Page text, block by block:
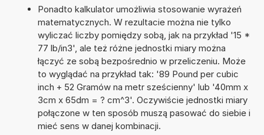
Ponadto kalkulator umożliwia stosowanie wyrażeń
matematycznych. W rezultacie można nie tylko
wyliczać liczby pomiędzy sobą, jak na przykład '15 *
77 lb/in3', ale też różne jednostki miary można
łączyć ze sobą bezpośrednio w przeliczeniu. Może
to wyglądać na przykład tak: '89 Pound per cubic
inch + 52 Gramów na metr sześcienny' lub '40mm x
3cm x 65dm = ? cm^3'. Oczywiście jednostki miary
połączone w ten sposób muszą pasować do siebie i
mieć sens w danej kombinacji.